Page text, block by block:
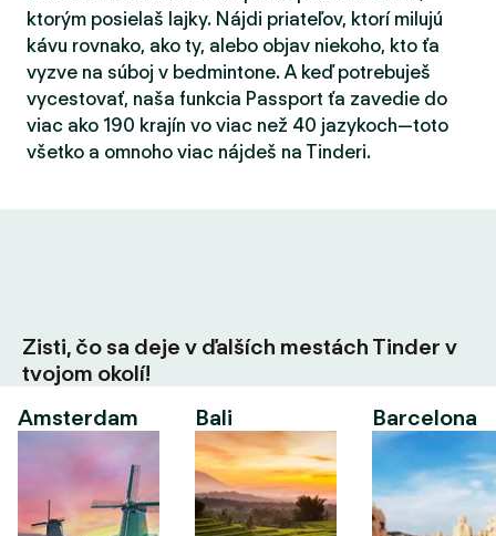
ktorým posielaš lajky. Nájdi priateľov, ktorí milujú
kávu rovnako, ako ty, alebo objav niekoho, kto ťa
vyzve na súboj v bedmintone. A keď potrebuješ
vycestovať, naša funkcia Passport ťa zavedie do
viac ako 190 krajín vo viac než 40 jazykoch—toto
všetko a omnoho viac nájdeš na Tinderi.
Zisti, čo sa deje v ďalších mestách Tinder v
tvojom okolí!
Amsterdam
Bali Barcelona